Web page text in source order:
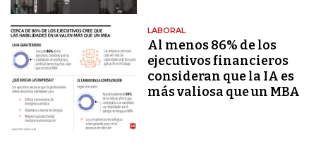
LABORAL
Al menos 86% de los
ejecutivos financieros
consideran que la IA es
más valiosa que un MBA